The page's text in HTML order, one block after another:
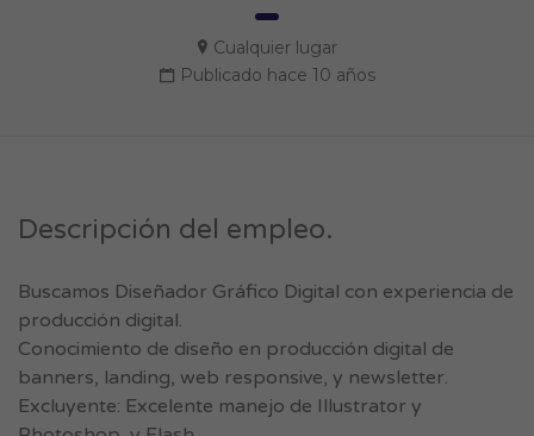
Cualquier lugar
Publicado hace 10 años
Descripción del empleo.
Buscamos Diseñador Gráfico Digital con experiencia de
producción digital.
Conocimiento de diseño en producción digital de
banners, landing, web responsive, y newsletter.
Excluyente: Excelente manejo de Illustrator y